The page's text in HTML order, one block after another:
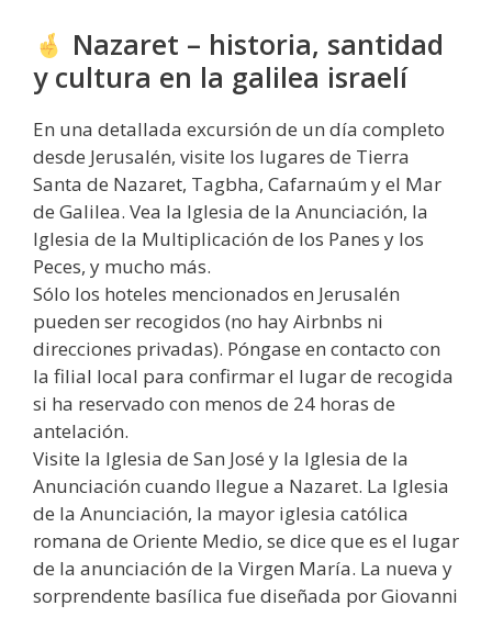
Nazaret – historia, santidad
y cultura en la galilea israelí
En una detallada excursión de un día completo
desde Jerusalén, visite los lugares de Tierra
Santa de Nazaret, Tagbha, Cafarnaúm y el Mar
de Galilea. Vea la Iglesia de la Anunciación, la
Iglesia de la Multiplicación de los Panes y los
Peces, y mucho más.
Sólo los hoteles mencionados en Jerusalén
pueden ser recogidos (no hay Airbnbs ni
direcciones privadas). Póngase en contacto con
la filial local para confirmar el lugar de recogida
si ha reservado con menos de 24 horas de
antelación.
Visite la Iglesia de San José y la Iglesia de la
Anunciación cuando llegue a Nazaret. La Iglesia
de la Anunciación, la mayor iglesia católica
romana de Oriente Medio, se dice que es el lugar
de la anunciación de la Virgen María. La nueva y
sorprendente basílica fue diseñada por Giovanni